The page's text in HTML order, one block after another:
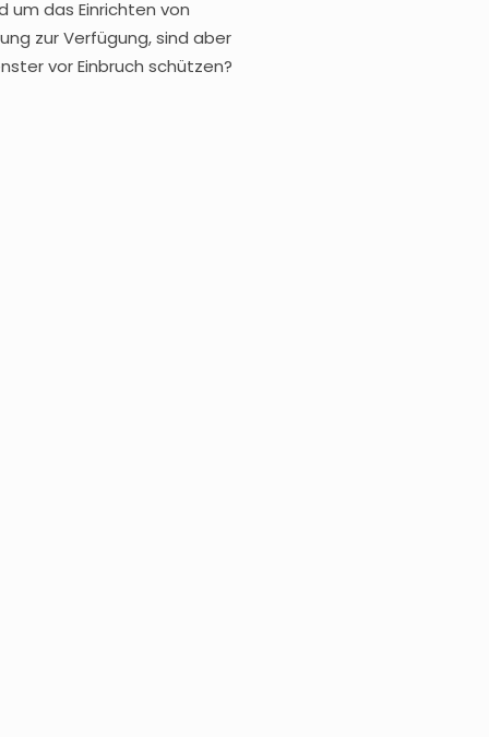
um das Einrichten von
zur Verfügung, sind aber
vor Einbruch schützen?